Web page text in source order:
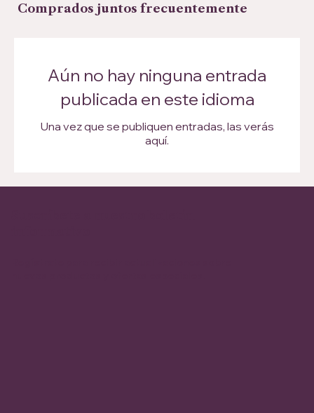
Comprados juntos frecuentemente
Aún no hay ninguna entrada
publicada en este idioma
Una vez que se publiquen entradas, las verás
aquí.